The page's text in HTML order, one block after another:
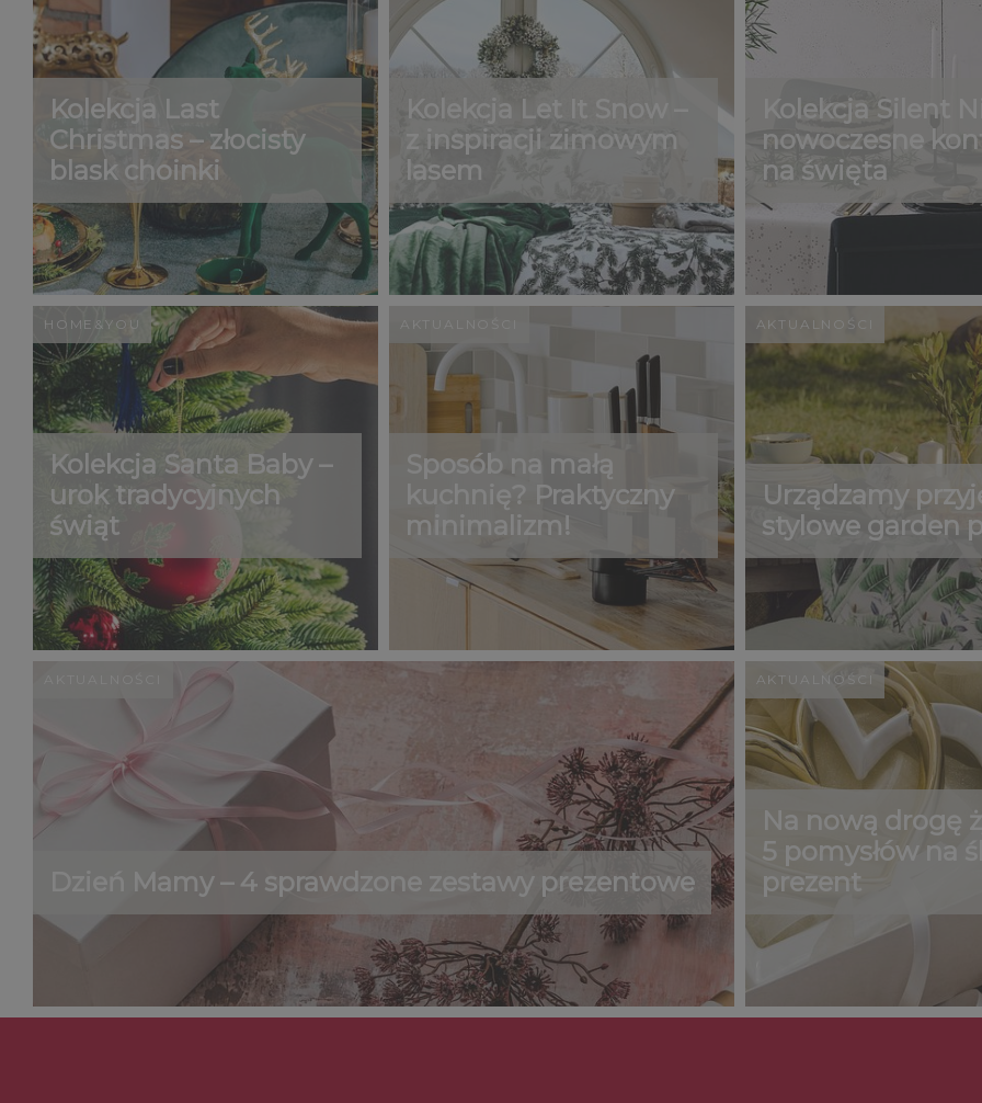
Kolekcja Last
Christmas – złocisty
blask choinki
Kolekcja Let It Snow –
z inspiracji zimowym
lasem
Kolekcja Silent
nowoczesne
na święta
HOME&YOU
Kolekcja Santa Baby –
urok tradycyjnych
świąt
AKTUALNOŚCI
Sposób na małą
kuchnię? Praktyczny
minimalizm!
AKTUALNOŚCI
Urządzamy
stylowe garden
Dzień Mamy – 4 sprawdzone zestawy prezentowe
AKTUALNOŚCI
Na nową drogę
5 pomysłów na
prezent